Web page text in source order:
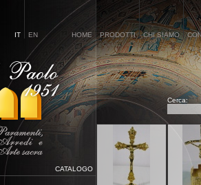
IT EN HOME PRODOTTI CHI SIAMO
Cerca:
CATALOGO